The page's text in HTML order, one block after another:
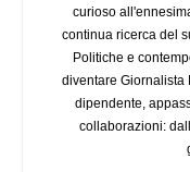
curioso
continua ricerca del
Politiche e
diventare Giornalista
dipendente,
collaborazioni: